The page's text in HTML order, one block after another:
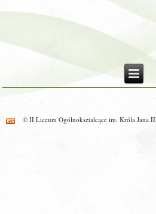
© II Liceum Ogólnokształcące im. Króla Jana